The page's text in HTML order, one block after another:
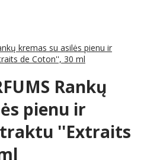
kremas su asilės pienu ir
de Coton'', 30 ml
Rankų
pienu ir
''Extraits